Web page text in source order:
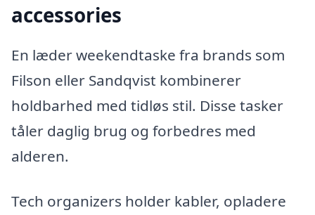
accessories
En læder weekendtaske fra brands som
Filson eller Sandqvist kombinerer
holdbarhed med tidløs stil. Disse tasker
tåler daglig brug og forbedres med
alderen.
Tech organizers holder kabler, opladere